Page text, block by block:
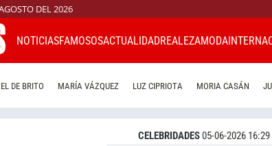
DEL 2026
NOTICIASFAMOSOSACTUALIDADREALEZAMODA
DE BRITO MARÍA VÁZQUEZ LUZ CIPRIOTA MORIA CASÁN
CELEBRIDADES05-06-2026 16:29